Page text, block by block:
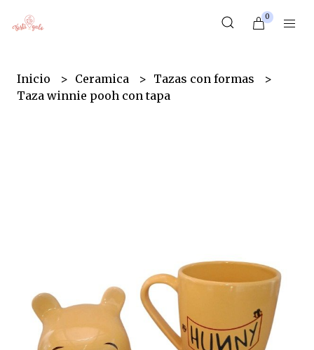
0
Inicio Ceramica
Tazas con formas
Taza winnie pooh con tapa